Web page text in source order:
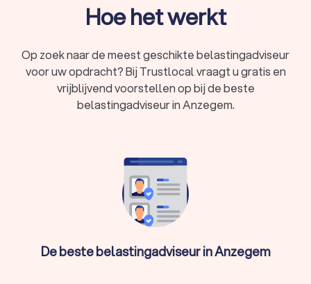
optimale btw-positie voor uw onderneming of bedrijf.
opstellen. Dit wordt ook wel een financieel jaarverslag
genoemd.
In Anzegem hebben wij 124 goede belastingadviseurs
gevonden. De belastingadviseurs in Anzegem hebben een
helpen door direct prijsopgaven aan te vragen bij
verschillende belastingadviseurs. Zo kunt u eenvoudig de
belastingadviseurs vergelijken en de juiste belastingadviseur
inschakelen voor uw belastingzaken.
Hoe het werkt
Op zoek naar de meest geschikte belastingadviseur
voor uw opdracht? Bij Trustlocal vraagt u gratis en
vrijblijvend voorstellen op bij de beste
belastingadviseur in Anzegem.
De beste belastingadviseur in Anzegem